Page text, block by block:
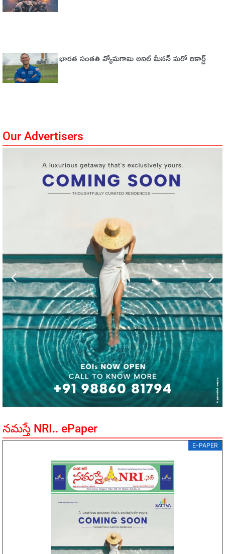
భారత సంతతి వ్యోమగామి అనిల్‌ మీనన్‌ మరో రికార్డ్‌
Our Advertisers
నమస్తే NRI.. ePaper
E-PAPER